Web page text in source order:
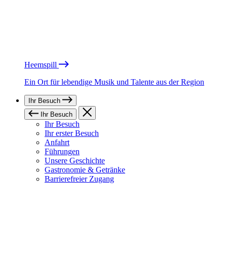
Heemspill
Ein Ort für lebendige Musik und Talente aus der Region
Ihr Besuch
Ihr Besuch
Ihr Besuch
Ihr erster Besuch
Anfahrt
Führungen
Unsere Geschichte
Gastronomie & Getränke
Barrierefreier Zugang